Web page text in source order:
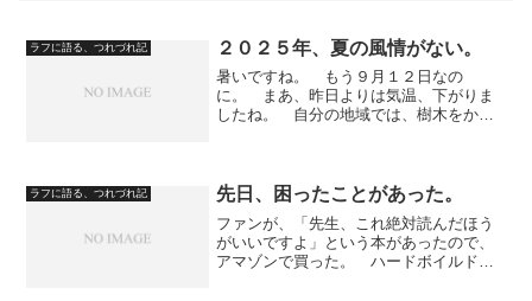
ラフに語る、つれづれ記 ２０２５年、夏の風情がない。
暑いですね。 もう９月１２日なの
に。 まあ、昨日よりは気温、下がりま
したね。 自分の地域では、樹木をかな
３０度超えどころではないです...
ラフに語る、つれづれ記 先日、困ったことがあった。
ファンが、「先生、これ絶対読んだほう
がいいですよ」という本があったので、
アマゾンで買った。 ハードボイルド・